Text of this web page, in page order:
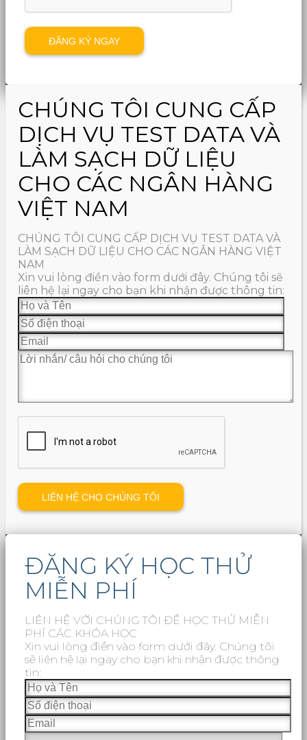
CHÚNG TÔI CUNG CẤP
DỊCH VỤ TEST DATA VÀ
LÀM SẠCH DỮ LIỆU
CHO CÁC NGÂN HÀNG
VIỆT NAM
CHÚNG TÔI CUNG CẤP DỊCH VỤ TEST DATA VÀ
LÀM SẠCH DỮ LIỆU CHO CÁC NGÂN HÀNG VIỆT
NAM
Xin vui lòng điền vào form dưới đây. Chúng tôi sẽ
liên hệ lại ngay cho bạn khi nhận được thông tin:
ĐĂNG KÝ HỌC THỬ
MIỄN PHÍ
LIÊN HỆ VỚI CHÚNG TÔI ĐỂ HỌC THỬ MIỄN
PHÍ CÁC KHÓA HỌC
Xin vui lòng điền vào form dưới đây. Chúng tôi
sẽ liên hệ lại ngay cho bạn khi nhận được thông
tin: